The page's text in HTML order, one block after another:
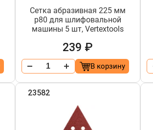
Сетка абразивная 225 мм
р80 для шлифовальной
машины 5 шт, Vertextools
239 ₽
В корзину
23582